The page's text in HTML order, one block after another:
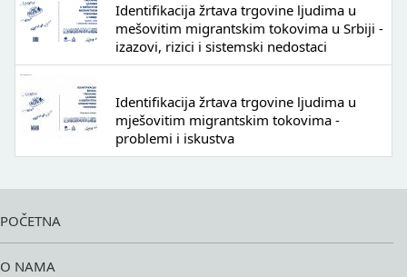
Identifikacija žrtava trgovine ljudima u
mešovitim migrantskim tokovima u Srbiji -
izazovi, rizici i sistemski nedostaci
Identifikacija žrtava trgovine ljudima u
mješovitim migrantskim tokovima -
problemi i iskustva
POČETNA
O NAMA